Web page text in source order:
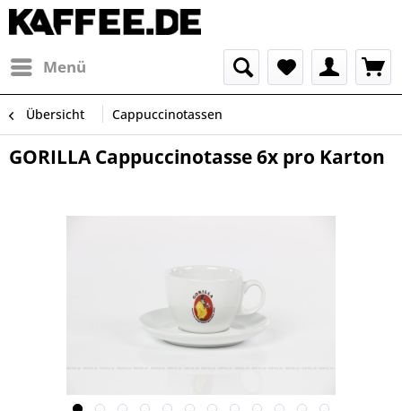
Menü
Übersicht Cappuccinotassen
GORILLA Cappuccinotasse 6x pro Karton